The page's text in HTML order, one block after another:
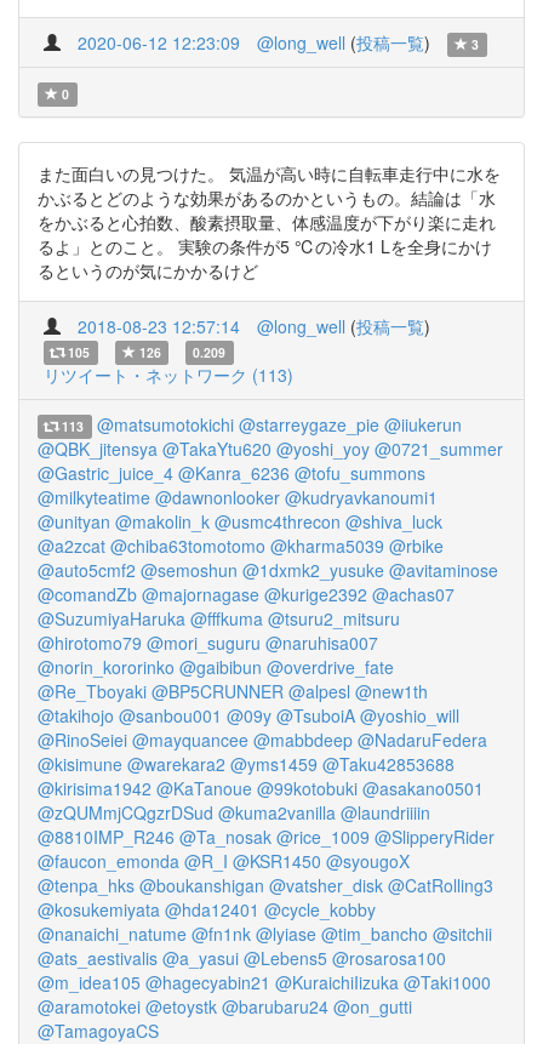
2020-06-12 12:23:09 @long_well (投稿一覧) 3
0
また面白いの見つけた。 気温が高い時に自転車走行中に水を
かぶるとどのような効果があるのかというもの。結論は「水
をかぶると心拍数、酸素摂取量、体感温度が下がり楽に走れ
るよ」とのこと。 実験の条件が5 ℃の冷水1 Lを全身にかけ
るというのが気にかかるけど
2018-08-23 12:57:14 @long_well (投稿一覧)
105 126 0.209
リツイート・ネットワーク (113)
113 @matsumotokichi @starreygaze_pie @iiukerun
@QBK_jitensya @TakaYtu620 @yoshi_yoy @0721_summer
@Gastric_juice_4 @Kanra_6236 @tofu_summons
@milkyteatime @dawnonlooker @kudryavkanoumi1
@unityan @makolin_k @usmc4threcon @shiva_luck
@a2zcat @chiba63tomotomo @kharma5039 @rbike
@auto5cmf2 @semoshun @1dxmk2_yusuke @avitaminose
@comandZb @majornagase @kurige2392 @achas07
@SuzumiyaHaruka @fffkuma @tsuru2_mitsuru
@hirotomo79 @mori_suguru @naruhisa007
@norin_kororinko @gaibibun @overdrive_fate
@Re_Tboyaki @BP5CRUNNER @alpesl @new1th
@takihojo @sanbou001 @09y @TsuboiA @yoshio_will
@RinoSeiei @mayquancee @mabbdeep @NadaruFedera
@kisimune @warekara2 @yms1459 @Taku42853688
@kirisima1942 @KaTanoue @99kotobuki @asakano0501
@zQUMmjCQgzrDSud @kuma2vanilla @laundriiiin
@8810IMP_R246 @Ta_nosak @rice_1009 @SlipperyRider
@faucon_emonda @R_I @KSR1450 @syougoX
@tenpa_hks @boukanshigan @vatsher_disk @CatRolling3
@kosukemiyata @hda12401 @cycle_kobby
@nanaichi_natume @fn1nk @lyiase @tim_bancho @sitchii
@ats_aestivalis @a_yasui @Lebens5 @rosarosa100
@m_idea105 @hagecyabin21 @KuraichiIizuka @Taki1000
@aramotokei @etoystk @barubaru24 @on_gutti
@TamagoyaCS